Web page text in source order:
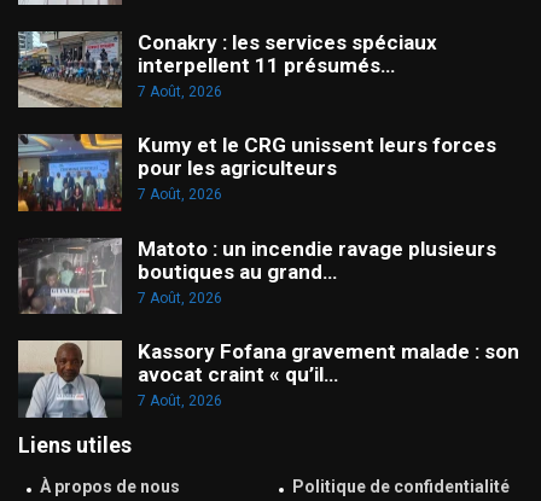
Conakry : les services spéciaux
interpellent 11 présumés…
7 Août, 2026
Kumy et le CRG unissent leurs forces
pour les agriculteurs
7 Août, 2026
Matoto : un incendie ravage plusieurs
boutiques au grand…
7 Août, 2026
Kassory Fofana gravement malade : son
avocat craint « qu’il…
7 Août, 2026
Liens utiles
À propos de nous Politique de confidentialité